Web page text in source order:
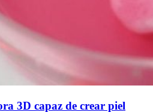
3D capaz de crear piel